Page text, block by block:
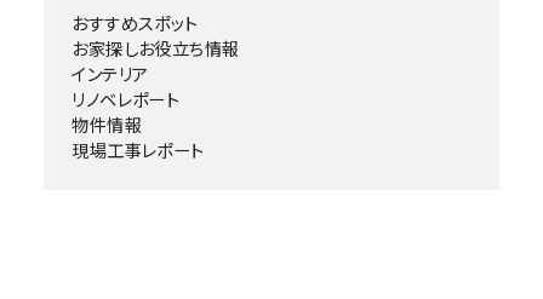
おすすめスポット
お家探しお役立ち情報
インテリア
リノベレポート
物件情報
現場工事レポート